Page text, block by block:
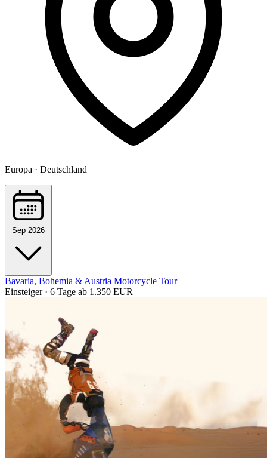
Europa · Deutschland
Sep 2026
Bavaria, Bohemia & Austria Motorcycle Tour
Einsteiger · 6 Tage ab 1.350 EUR